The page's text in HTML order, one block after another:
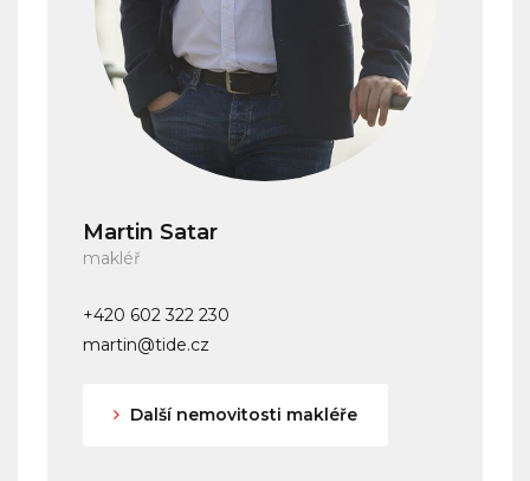
Martin Satar
makléř
+420 602 322 230
martin@tide.cz
Další nemovitosti makléře